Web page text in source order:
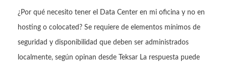
¿Por qué necesito tener el Data Center en mi oficina y no en
hosting o colocated? Se requiere de elementos mínimos de
seguridad y disponibilidad que deben ser administrados
localmente, según opinan desde Teksar La respuesta puede